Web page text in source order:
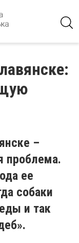
–
проблема.
ее
собаки
и так